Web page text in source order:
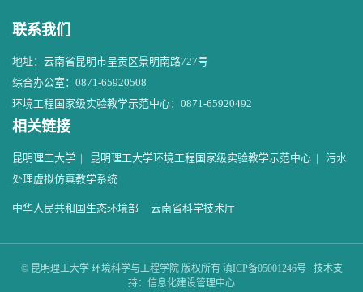
联系我们
地址：云南省昆明市呈贡区景明南路727号
综合办公室：0871-65920508
环境工程国家级实验教学示范中心：0871-65920492
相关链接
昆明理工大学 | 昆明理工大学环境工程国家级实验教学示范中心 | 污水
处理虚拟仿真教学系统
中华人民共和国生态环境部 云南省科学技术厅
© 昆明理工大学 环境科学与工程学院 版权所有 滇ICP备05001246号 技术支
持：信息化建设管理中心